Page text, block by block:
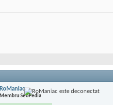
RoManiac
Membru SeoPedia